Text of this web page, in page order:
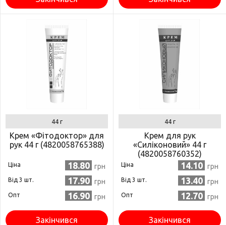
44 г
Крем «Фітодоктор» для
рук 44 г (4820058765388)
Ціна 18.80 грн
Від 3 шт. 17.90 грн
Опт 16.90 грн
Закінчився
44 г
Крем для рук
«Силіконовий» 44 г
(4820058760352)
Ціна 14.10 грн
Від 3 шт. 13.40 грн
Опт 12.70 грн
Закінчився